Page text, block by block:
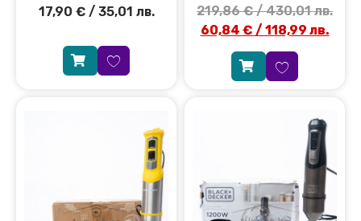
17,90 €/ 35,01 лв. 219,86€/ 430,01 лв.
60,84 € / 118,99 лв.